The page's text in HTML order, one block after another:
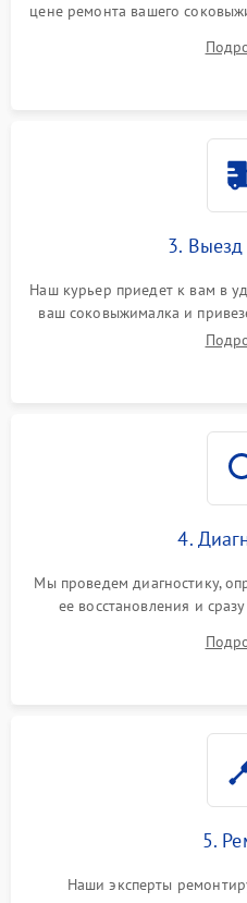
цене ремонта вашего
3. Выезд
Наш курьер приедет к вам в
ваш соковыжималка и
4.
Мы проведем диагностику,
ее восстановления и
5.
Наши эксперты